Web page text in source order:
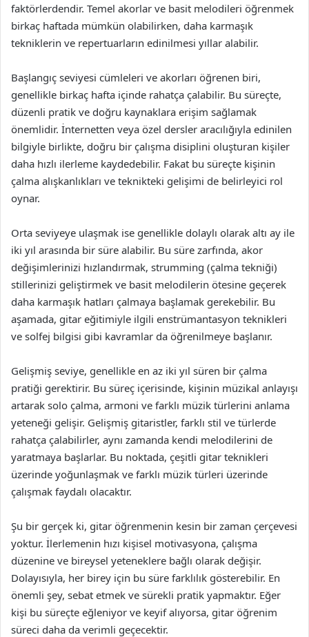
faktörlerdendir. Temel akorlar ve basit melodileri öğrenmek
birkaç haftada mümkün olabilirken, daha karmaşık
tekniklerin ve repertuarların edinilmesi yıllar alabilir.
Başlangıç seviyesi cümleleri ve akorları öğrenen biri,
genellikle birkaç hafta içinde rahatça çalabilir. Bu süreçte,
düzenli pratik ve doğru kaynaklara erişim sağlamak
önemlidir. İnternetten veya özel dersler aracılığıyla edinilen
bilgiyle birlikte, doğru bir çalışma disiplini oluşturan kişiler
daha hızlı ilerleme kaydedebilir. Fakat bu süreçte kişinin
çalma alışkanlıkları ve teknikteki gelişimi de belirleyici rol
oynar.
Orta seviyeye ulaşmak ise genellikle dolaylı olarak altı ay ile
iki yıl arasında bir süre alabilir. Bu süre zarfında, akor
değişimlerinizi hızlandırmak, strumming (çalma tekniği)
stillerinizi geliştirmek ve basit melodilerin ötesine geçerek
daha karmaşık hatları çalmaya başlamak gerekebilir. Bu
aşamada, gitar eğitimiyle ilgili enstrümantasyon teknikleri
ve solfej bilgisi gibi kavramlar da öğrenilmeye başlanır.
Gelişmiş seviye, genellikle en az iki yıl süren bir çalma
pratiği gerektirir. Bu süreç içerisinde, kişinin müzikal anlayışı
artarak solo çalma, armoni ve farklı müzik türlerini anlama
yeteneği gelişir. Gelişmiş gitaristler, farklı stil ve türlerde
rahatça çalabilirler, aynı zamanda kendi melodilerini de
yaratmaya başlarlar. Bu noktada, çeşitli gitar teknikleri
üzerinde yoğunlaşmak ve farklı müzik türleri üzerinde
çalışmak faydalı olacaktır.
Şu bir gerçek ki, gitar öğrenmenin kesin bir zaman çerçevesi
yoktur. İlerlemenin hızı kişisel motivasyona, çalışma
düzenine ve bireysel yeteneklere bağlı olarak değişir.
Dolayısıyla, her birey için bu süre farklılık gösterebilir. En
önemli şey, sebat etmek ve sürekli pratik yapmaktır. Eğer
kişi bu süreçte eğleniyor ve keyif alıyorsa, gitar öğrenim
süreci daha da verimli geçecektir.